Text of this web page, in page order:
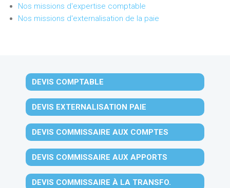
Nos missions d'expertise comptable
Nos missions d'externalisation de la paie
DEVIS COMPTABLE
DEVIS EXTERNALISATION PAIE
DEVIS COMMISSAIRE AUX COMPTES
DEVIS COMMISSAIRE AUX APPORTS
DEVIS COMMISSAIRE À LA TRANSFO.